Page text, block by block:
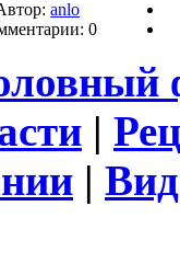
anlo
0
|
|